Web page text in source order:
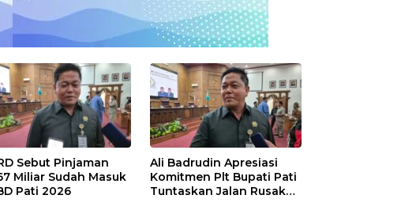
Sebut Pinjaman
Miliar Sudah Masuk
Pati 2026
Ali Badrudin Apresiasi
Komitmen Plt Bupati Pati
Tuntaskan Jalan Rusak